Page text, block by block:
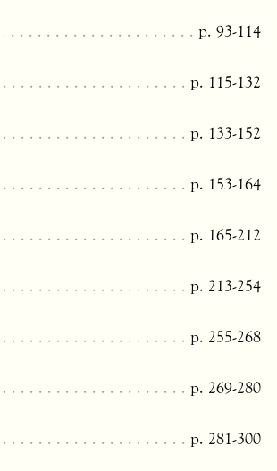
p. 93-114
p. 115-132
p. 133-152
p. 153-164
p. 165-212
p. 213-254
p. 255-268
p. 269-280
p. 281-300